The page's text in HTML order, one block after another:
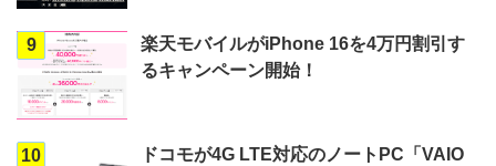
9
楽天モバイルがiPhone 16を4万円割引す
るキャンペーン開始！
10
ドコモが4G LTE対応のノートPC「VAIO